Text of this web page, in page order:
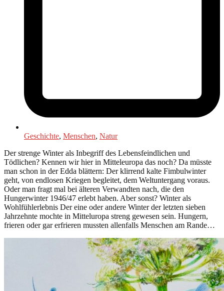
Geschichte, Menschen, Natur
Der strenge Winter als Inbegriff des Lebensfeindlichen und
Tödlichen? Kennen wir hier in Mitteleuropa das noch? Da müsste
man schon in der Edda blättern: Der klirrend kalte Fimbulwinter
geht, von endlosen Kriegen begleitet, dem Weltuntergang voraus.
Oder man fragt mal bei älteren Verwandten nach, die den
Hungerwinter 1946/47 erlebt haben. Aber sonst? Winter als
Wohlfühlerlebnis Der eine oder andere Winter der letzten sieben
Jahrzehnte mochte in Mitteluropa streng gewesen sein. Hungern,
frieren oder gar erfrieren mussten allenfalls Menschen am Rande…